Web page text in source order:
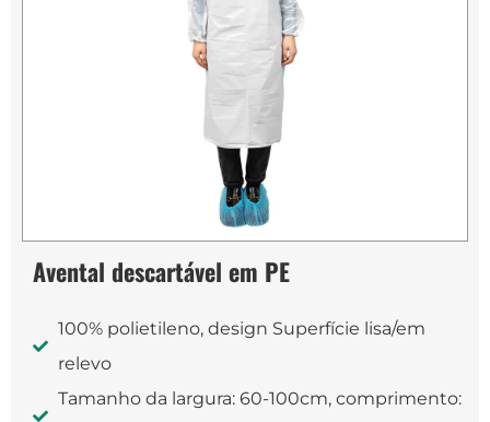
Avental descartável em PE
100% polietileno, design Superfície lisa/em
relevo
Tamanho da largura: 60-100cm, comprimento: